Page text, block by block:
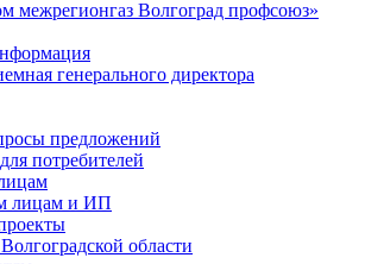
межрегионгаз Волгоград профсоюз»
генерального директора
предложений
потребителей
лицам и ИП
области